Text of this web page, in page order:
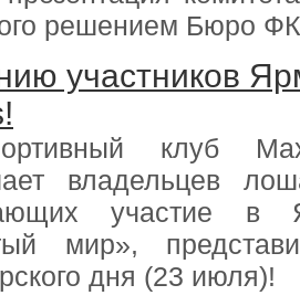
решением Бюро
участников
клуб
владельцев
участие в
мир»,
дня (23 июля)!